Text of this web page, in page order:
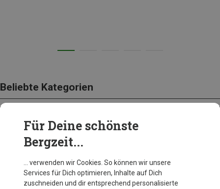
Beliebte Kategorien
BEKLEIDUNG
Für Deine schönste
Bergzeit...
… verwenden wir Cookies. So können wir unsere
Services für Dich optimieren, Inhalte auf Dich
zuschneiden und dir entsprechend personalisierte